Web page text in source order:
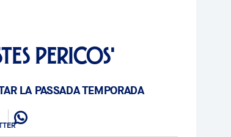
Pericos'
LA PASSADA TEMPORADA